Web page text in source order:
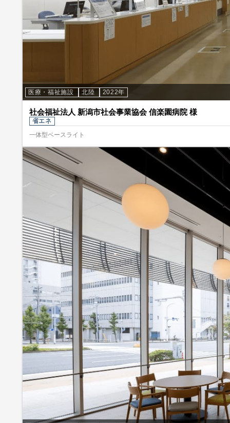
医療・福祉施設 北陸 2022年
社会福祉法人 新潟市社会事業協会 信楽園病院 様
省エネ
一体型ベースライト